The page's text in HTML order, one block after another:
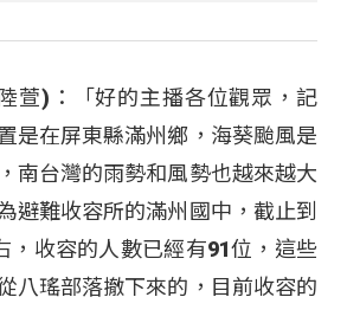
萱)：「好的主播各位觀眾，記
是在屏東縣滿州鄉，海葵颱風是
南台灣的雨勢和風勢也越來越大
避難收容所的滿州國中，截止到
，收容的人數已經有91位，這些
八瑤部落撤下來的，目前收容的